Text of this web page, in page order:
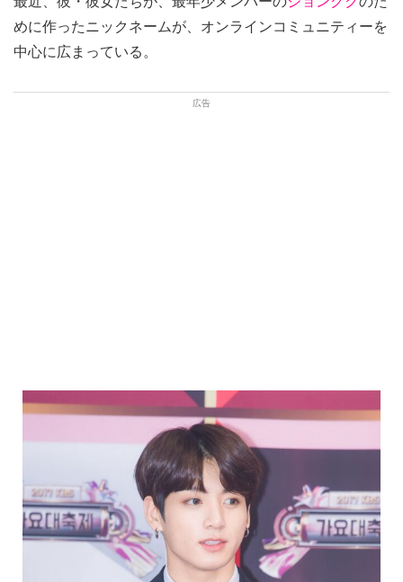
めに作ったニックネームが、オンラインコミュニティーを
中心に広まっている。